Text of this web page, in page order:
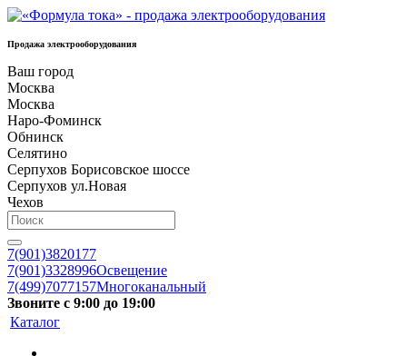
Продажа электрооборудования
Ваш город
Москва
Москва
Наро-Фоминск
Обнинск
Селятино
Серпухов Борисовское шоссе
Серпухов ул.Новая
Чехов
7(901)3820177
7(901)3328996Освещение
7(499)7077157Многоканальный
Звоните с 9:00 до 19:00
Каталог